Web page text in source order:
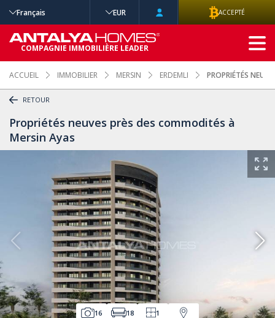
ACCUEIL IMMOBILIER MERSIN ERDEMLI PROPRIÉTÉS
RETOUR
Propriétés neuves près des commodités à
Mersin Ayas
16 18 1
Français EUR ACCEPTÉ
COMPAGNIE IMMOBILIÈRE LEADER
RECHERCHE
AVANCÉE